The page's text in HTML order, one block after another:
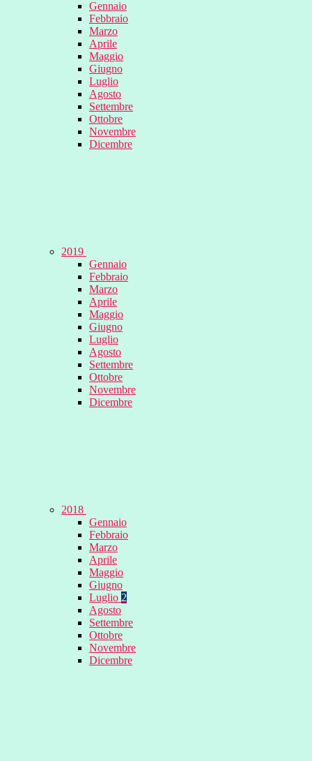
Gennaio
Febbraio
Marzo
Aprile
Maggio
Giugno
Luglio
Agosto
Settembre
Ottobre
Novembre
Dicembre
2019
Gennaio
Febbraio
Marzo
Aprile
Maggio
Giugno
Luglio
Agosto
Settembre
Ottobre
Novembre
Dicembre
2018
Gennaio
Febbraio
Marzo
Aprile
Maggio
Giugno
Luglio 2
Agosto
Settembre
Ottobre
Novembre
Dicembre